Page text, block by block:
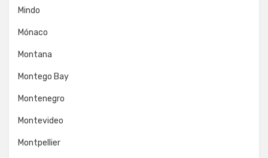
Mindo
Mónaco
Montana
Montego Bay
Montenegro
Montevideo
Montpellier